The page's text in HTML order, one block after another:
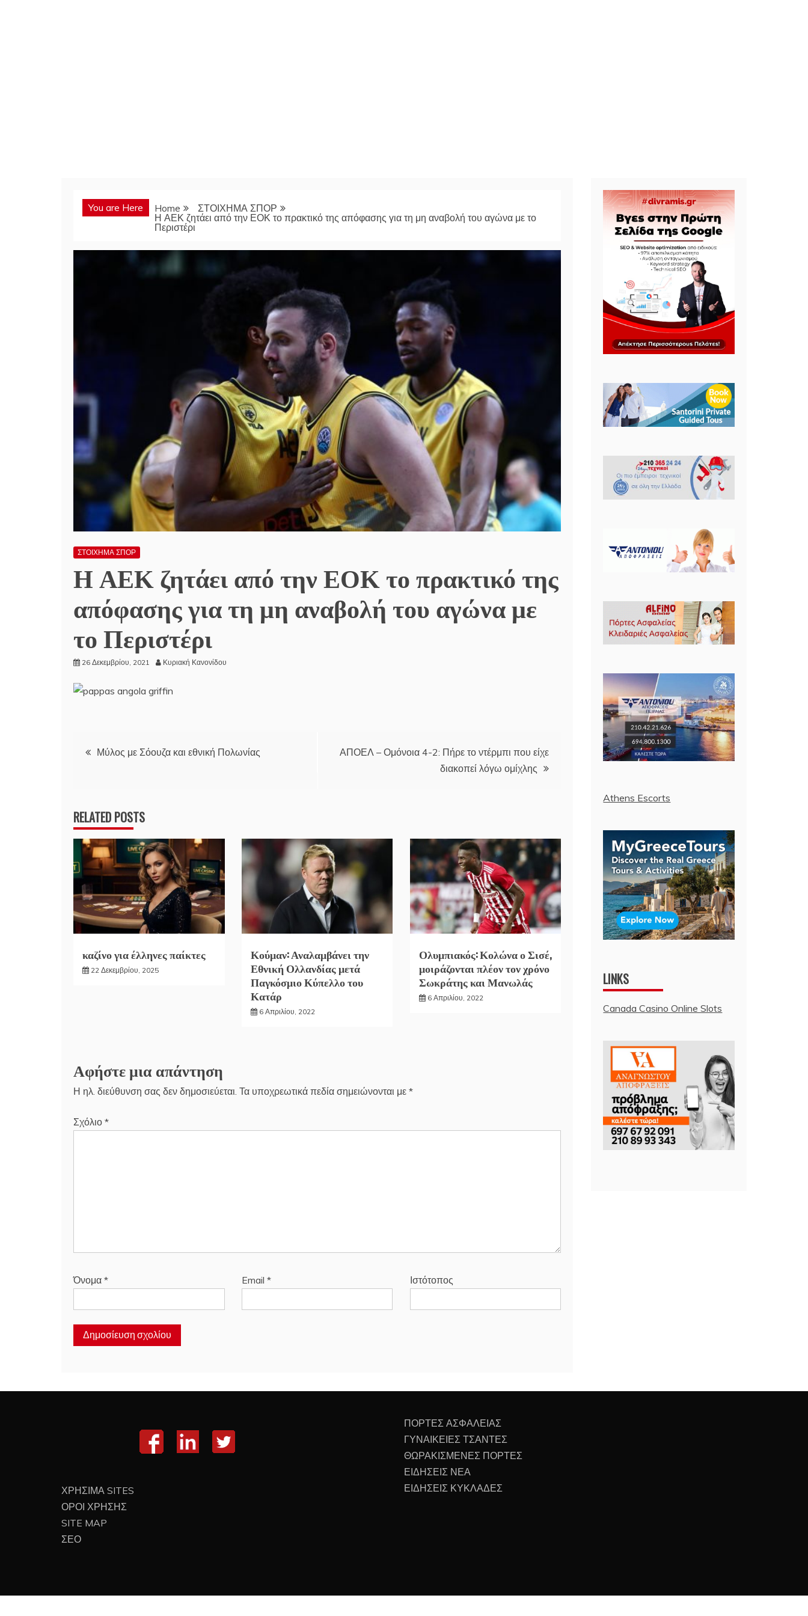
You are Here Home
ΣΤΟΙΧΗΜΑ ΣΠΟΡ
Η ΑΕΚ ζητάει από την ΕΟΚ το πρακτικό της απόφασης για τη μη αναβολή του αγώνα με το
Περιστέρι
ΣΤΟΙΧΗΜΑ ΣΠΟΡ
Η ΑΕΚ ζητάει από την ΕΟΚ το πρακτικό της
απόφασης για τη μη αναβολή του αγώνα με
το Περιστέρι
26 Δεκεμβρίου, 2021 Κυριακή Κανονίδου
Πλοήγηση
Μύλος με Σόουζα και εθνική Πολωνίας
ΑΠΟΕΛ – Ομόνοια 4-2: Πήρε το ντέρμπι που είχε
διακοπεί λόγω ομίχλης
RELATED POSTS
καζίνο για έλληνες παίκτες
22 Δεκεμβρίου, 2025
Κούμαν: Αναλαμβάνει την
Εθνική Ολλανδίας μετά
Παγκόσμιο Κύπελλο του
Κατάρ
6 Απριλίου, 2022
Ολυμπιακός: Κολώνα ο Σισέ,
μοιράζονται πλέον τον χρόνο
Σωκράτης και Μανωλάς
6 Απριλίου, 2022
Αφήστε μια απάντηση
Η ηλ. διεύθυνση σας δεν δημοσιεύεται. Τα υποχρεωτικά πεδία σημειώνονται με *
Σχόλιο *
Όνομα * Email * Ιστότοπος
Athens Escorts
LINKS
Canada Casino Online Slots
ΧΡΗΣΙΜΑ SITES
ΟΡΟΙ ΧΡΗΣΗΣ
SITE MAP
ΣΕΟ
ΠΟΡΤΕΣ ΑΣΦΑΛΕΙΑΣ
ΓΥΝΑΙΚΕΙΕΣ ΤΣΑΝΤΕΣ
ΘΩΡΑΚΙΣΜΕΝΕΣ ΠΟΡΤΕΣ
ΕΙΔΗΣΕΙΣ ΝΕΑ
ΕΙΔΗΣΕΙΣ ΚΥΚΛΑΔΕΣ